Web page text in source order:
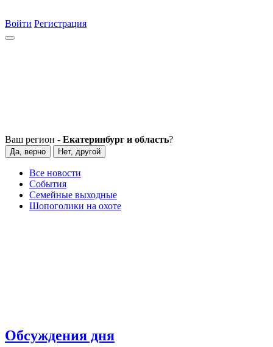
Войти Регистрация
Ваш регион - Екатеринбург и область?
Да, верно Нет, другой
Все новости
События
Семейные выходные
Шопоголики на охоте
Обсуждения дня